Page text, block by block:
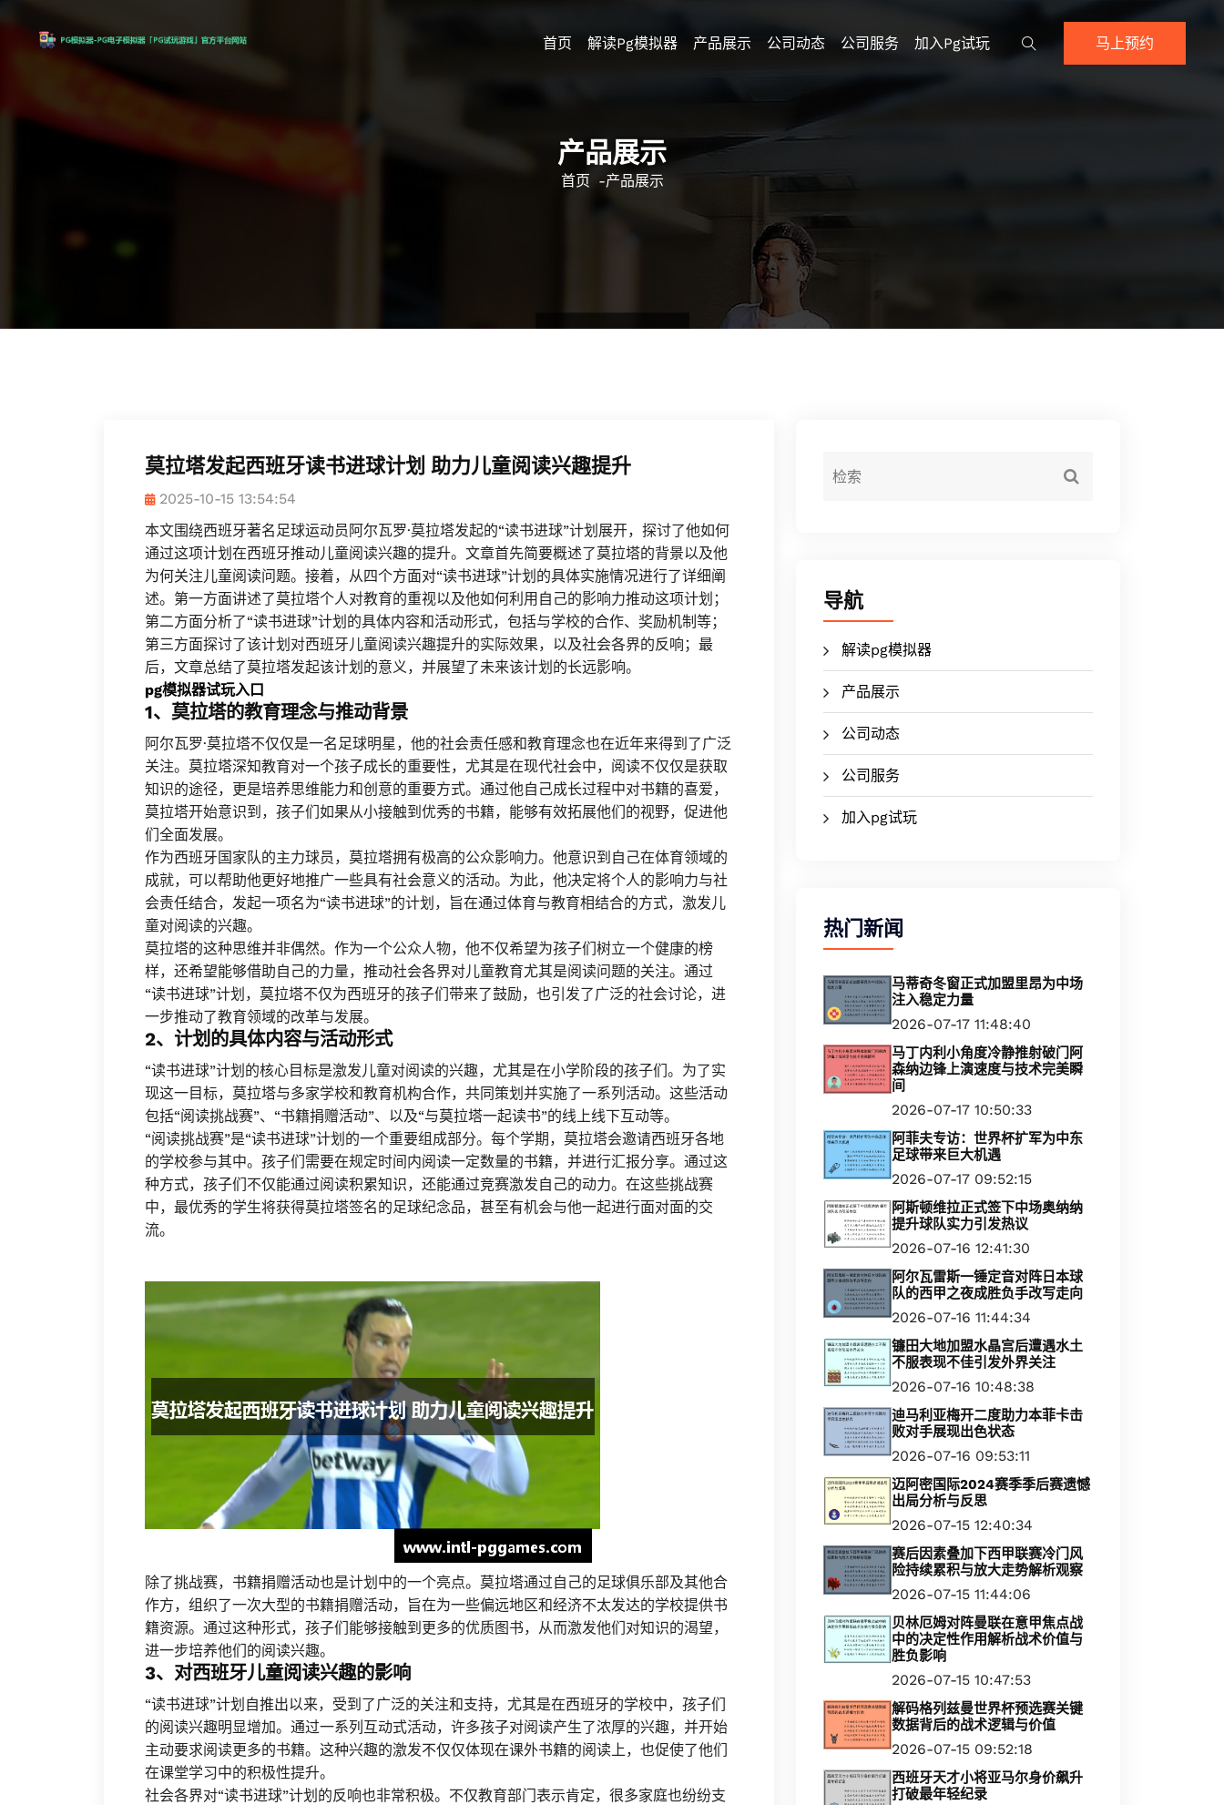
首页 解读pg模拟器 产品展示 公司动态 公司服务 加入pg试玩 马上预约
产品展示
首页 -产品展示
莫拉塔发起西班牙读书进球计划 助力儿童阅读兴趣提升
2025-10-15 13:54:54
本文围绕西班牙著名足球运动员阿尔瓦罗·莫拉塔发起的“读书进球”计划展开，探讨了他如何
通过这项计划在西班牙推动儿童阅读兴趣的提升。文章首先简要概述了莫拉塔的背景以及他
为何关注儿童阅读问题。接着，从四个方面对“读书进球”计划的具体实施情况进行了详细阐
述。第一方面讲述了莫拉塔个人对教育的重视以及他如何利用自己的影响力推动这项计划；
第二方面分析了“读书进球”计划的具体内容和活动形式，包括与学校的合作、奖励机制等；
第三方面探讨了该计划对西班牙儿童阅读兴趣提升的实际效果，以及社会各界的反响；最
后，文章总结了莫拉塔发起该计划的意义，并展望了未来该计划的长远影响。
pg模拟器试玩入口
1、莫拉塔的教育理念与推动背景
阿尔瓦罗·莫拉塔不仅仅是一名足球明星，他的社会责任感和教育理念也在近年来得到了广泛
关注。莫拉塔深知教育对一个孩子成长的重要性，尤其是在现代社会中，阅读不仅仅是获取
知识的途径，更是培养思维能力和创意的重要方式。通过他自己成长过程中对书籍的喜爱，
莫拉塔开始意识到，孩子们如果从小接触到优秀的书籍，能够有效拓展他们的视野，促进他
们全面发展。
作为西班牙国家队的主力球员，莫拉塔拥有极高的公众影响力。他意识到自己在体育领域的
成就，可以帮助他更好地推广一些具有社会意义的活动。为此，他决定将个人的影响力与社
会责任结合，发起一项名为“读书进球”的计划，旨在通过体育与教育相结合的方式，激发儿
童对阅读的兴趣。
莫拉塔的这种思维并非偶然。作为一个公众人物，他不仅希望为孩子们树立一个健康的榜
样，还希望能够借助自己的力量，推动社会各界对儿童教育尤其是阅读问题的关注。通过
“读书进球”计划，莫拉塔不仅为西班牙的孩子们带来了鼓励，也引发了广泛的社会讨论，进
一步推动了教育领域的改革与发展。
2、计划的具体内容与活动形式
“读书进球”计划的核心目标是激发儿童对阅读的兴趣，尤其是在小学阶段的孩子们。为了实
现这一目标，莫拉塔与多家学校和教育机构合作，共同策划并实施了一系列活动。这些活动
包括“阅读挑战赛”、“书籍捐赠活动”、以及“与莫拉塔一起读书”的线上线下互动等。
“阅读挑战赛”是“读书进球”计划的一个重要组成部分。每个学期，莫拉塔会邀请西班牙各地
的学校参与其中。孩子们需要在规定时间内阅读一定数量的书籍，并进行汇报分享。通过这
种方式，孩子们不仅能通过阅读积累知识，还能通过竞赛激发自己的动力。在这些挑战赛
中，最优秀的学生将获得莫拉塔签名的足球纪念品，甚至有机会与他一起进行面对面的交
流。
除了挑战赛，书籍捐赠活动也是计划中的一个亮点。莫拉塔通过自己的足球俱乐部及其他合
作方，组织了一次大型的书籍捐赠活动，旨在为一些偏远地区和经济不太发达的学校提供书
籍资源。通过这种形式，孩子们能够接触到更多的优质图书，从而激发他们对知识的渴望，
进一步培养他们的阅读兴趣。
3、对西班牙儿童阅读兴趣的影响
“读书进球”计划自推出以来，受到了广泛的关注和支持，尤其是在西班牙的学校中，孩子们
的阅读兴趣明显增加。通过一系列互动式活动，许多孩子对阅读产生了浓厚的兴趣，并开始
主动要求阅读更多的书籍。这种兴趣的激发不仅仅体现在课外书籍的阅读上，也促使了他们
在课堂学习中的积极性提升。
社会各界对“读书进球”计划的反响也非常积极。不仅教育部门表示肯定，很多家庭也纷纷支
导航
解读pg模拟器
产品展示
公司动态
公司服务
加入pg试玩
热门新闻
马蒂奇冬窗正式加盟里昂为中场
注入稳定力量
2026-07-17 11:48:40
马丁内利小角度冷静推射破门阿
森纳边锋上演速度与技术完美瞬
间
2026-07-17 10:50:33
阿菲夫专访：世界杯扩军为中东
足球带来巨大机遇
2026-07-17 09:52:15
阿斯顿维拉正式签下中场奥纳纳
提升球队实力引发热议
2026-07-16 12:41:30
阿尔瓦雷斯一锤定音对阵日本球
队的西甲之夜成胜负手改写走向
2026-07-16 11:44:34
镰田大地加盟水晶宫后遭遇水土
不服表现不佳引发外界关注
2026-07-16 10:48:38
迪马利亚梅开二度助力本菲卡击
败对手展现出色状态
2026-07-16 09:53:11
迈阿密国际2024赛季季后赛遗憾
出局分析与反思
2026-07-15 12:40:34
赛后因素叠加下西甲联赛冷门风
险持续累积与放大走势解析观察
2026-07-15 11:44:06
贝林厄姆对阵曼联在意甲焦点战
中的决定性作用解析战术价值与
胜负影响
2026-07-15 10:47:53
解码格列兹曼世界杯预选赛关键
数据背后的战术逻辑与价值
2026-07-15 09:52:18
西班牙天才小将亚马尔身价飙升
打破最年轻纪录